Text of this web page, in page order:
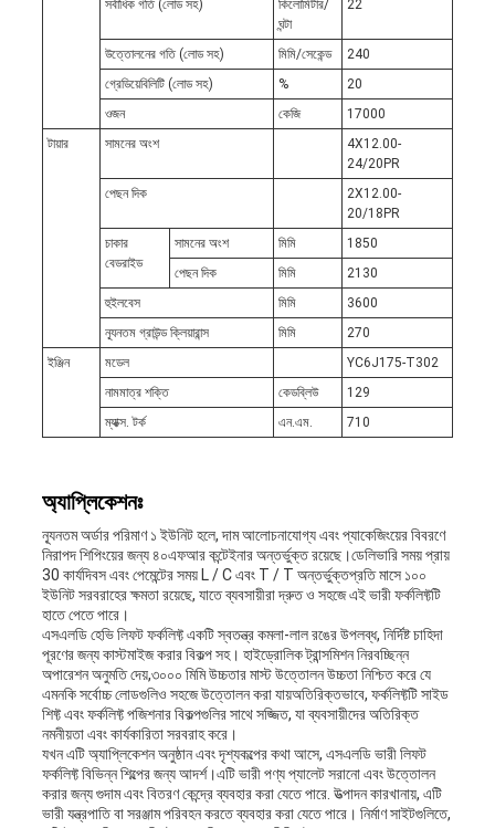
সর্বাধিক গতি (লোড সহ)
কিলোমিটার/
ঘন্টা
22
উত্তোলনের গতি (লোড সহ) মিমি/সেকেন্ড
240
গ্রেডিয়েবিলিটি (লোড সহ)
%
20
ওজন
কেজি
17000
টায়ার
সামনের অংশ
4X12.00-
24/20PR
পেছন দিক
2X12.00-
20/18PR
চাকার
বেডরাইড
সামনের অংশ মিমি
1850
পেছন দিক
মিমি
2130
হুইলবেস
মিমি
3600
ন্যূনতম গ্রাউন্ড ক্লিয়ারান্স
মিমি
270
ইঞ্জিন
মডেল
YC6J175-T302
নামমাত্র শক্তি
কেডব্লিউ
129
ম্যাক্স. টর্ক
এন.এম. 710
অ্যাপ্লিকেশনঃ
ন্যূনতম অর্ডার পরিমাণ ১ ইউনিট হলে, দাম আলোচনাযোগ্য এবং প্যাকেজিংয়ের বিবরণে
নিরাপদ শিপিংয়ের জন্য ৪০এফআর কন্টেইনার অন্তর্ভুক্ত রয়েছে।ডেলিভারি সময় প্রায়
30 কার্যদিবস এবং পেমেন্টের সময় L / C এবং T / T অন্তর্ভুক্তপ্রতি মাসে ১০০
ইউনিট সরবরাহের ক্ষমতা রয়েছে, যাতে ব্যবসায়ীরা দ্রুত ও সহজে এই ভারী ফর্কলিফ্টটি
হাতে পেতে পারে।
এসএলডি হেভি লিফট ফর্কলিফ্ট একটি স্বতন্ত্র কমলা-লাল রঙের উপলব্ধ, নির্দিষ্ট চাহিদা
পূরণের জন্য কাস্টমাইজ করার বিকল্প সহ। হাইড্রোলিক ট্রান্সমিশন নিরবচ্ছিন্ন
অপারেশন অনুমতি দেয়,৩০০০ মিমি উচ্চতার মাস্ট উত্তোলন উচ্চতা নিশ্চিত করে যে
এমনকি সর্বোচ্চ লোডগুলিও সহজে উত্তোলন করা যায়অতিরিক্তভাবে, ফর্কলিফ্টটি সাইড
শিফ্ট এবং ফর্কলিফ্ট পজিশনার বিকল্পগুলির সাথে সজ্জিত, যা ব্যবসায়ীদের অতিরিক্ত
নমনীয়তা এবং কার্যকারিতা সরবরাহ করে।
যখন এটি অ্যাপ্লিকেশন অনুষ্ঠান এবং দৃশ্যকল্পের কথা আসে, এসএলডি ভারী লিফট
ফর্কলিফ্ট বিভিন্ন শিল্পের জন্য আদর্শ।এটি ভারী পণ্য প্যালেট সরানো এবং উত্তোলন
করার জন্য গুদাম এবং বিতরণ কেন্দ্রে ব্যবহার করা যেতে পারে. উত্পাদন কারখানায়, এটি
ভারী যন্ত্রপাতি বা সরঞ্জাম পরিবহন করতে ব্যবহার করা যেতে পারে। নির্মাণ সাইটগুলিতে,